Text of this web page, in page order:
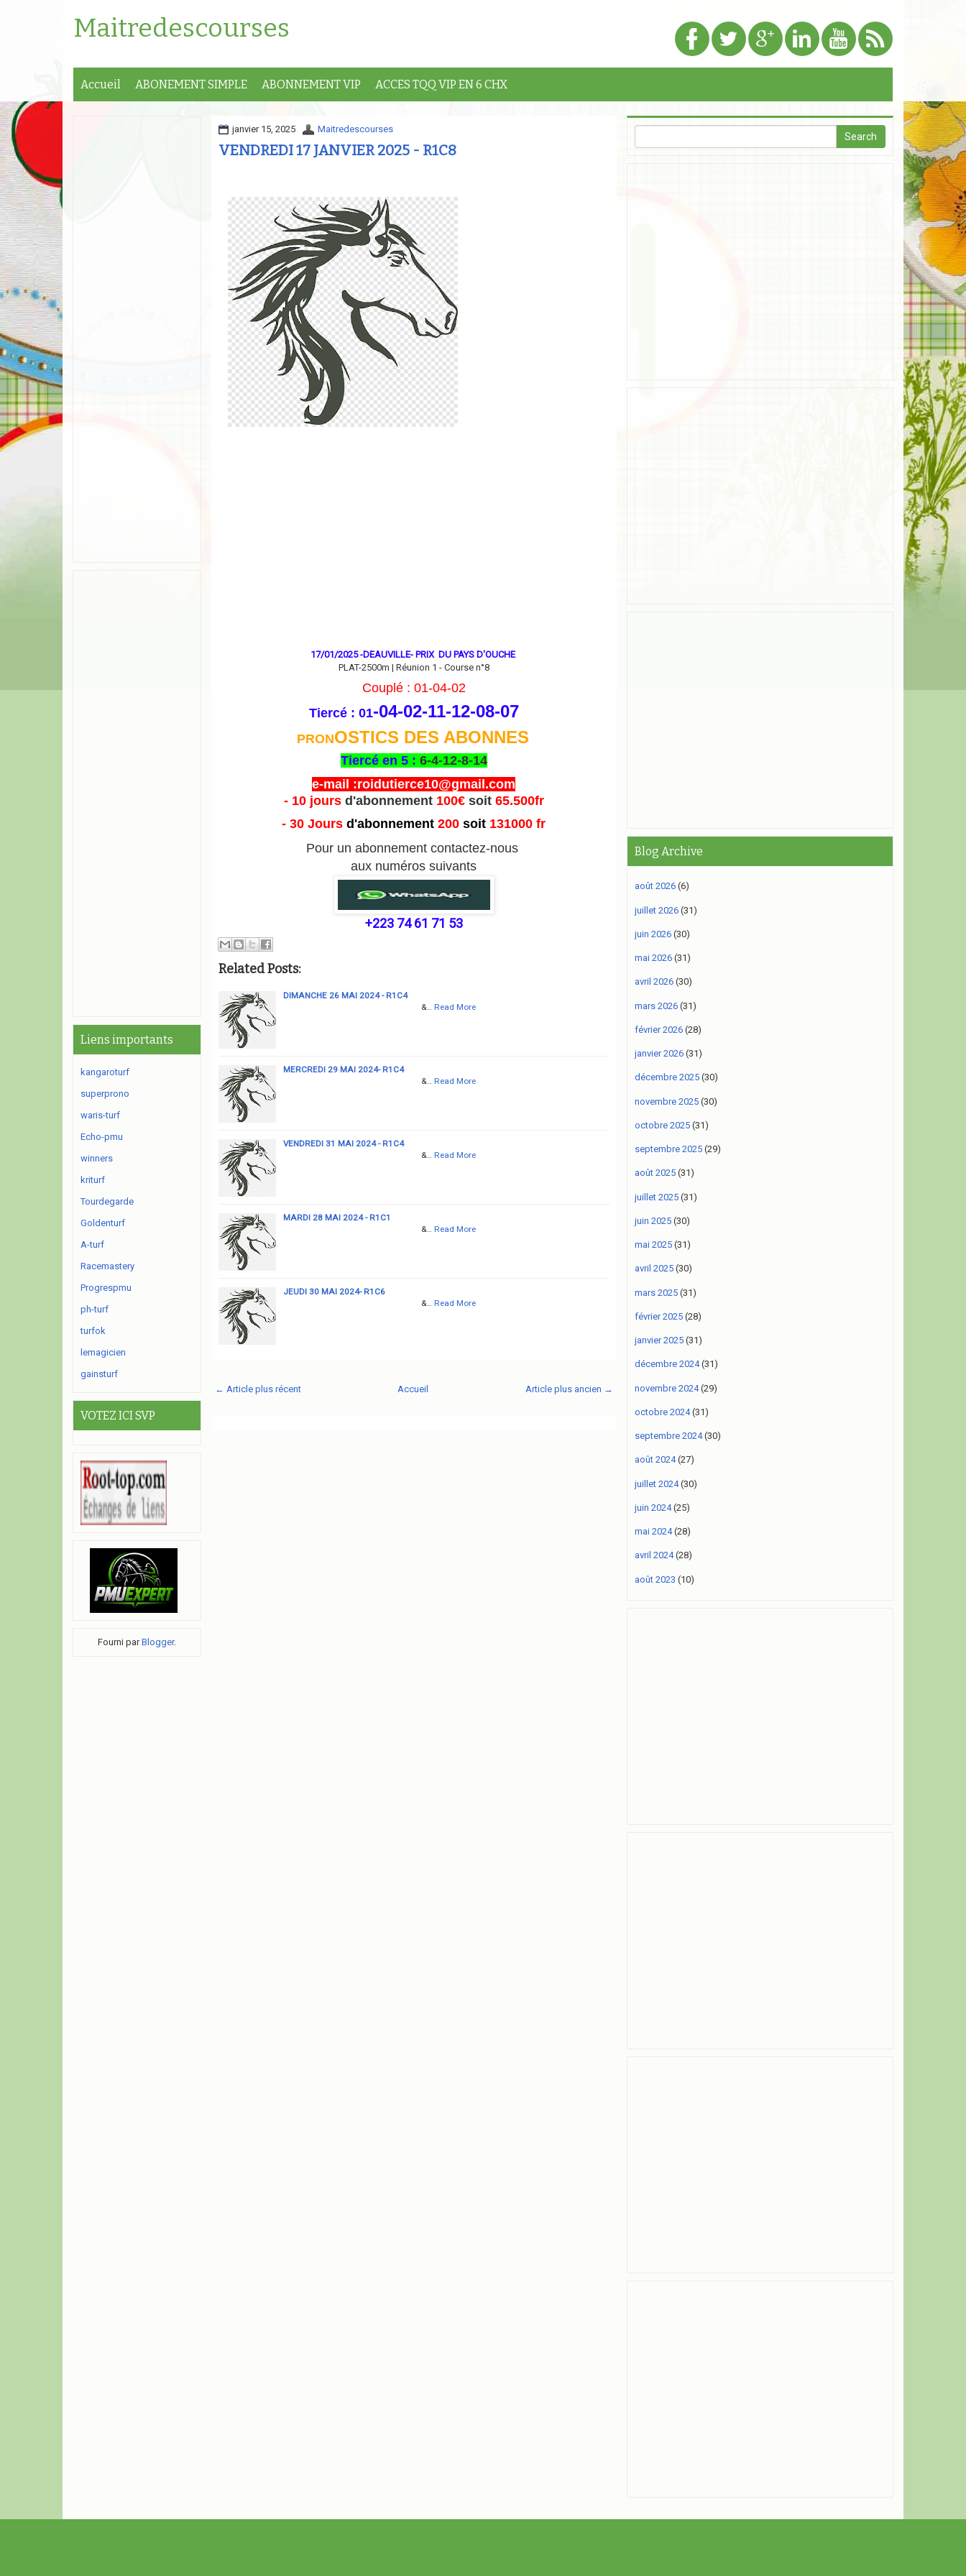
Maitredescourses
Accueil ABONEMENT SIMPLE ABONNEMENT VIP ACCES TQQ VIP EN 6 CHX
janvier 15, 2025 Maitredescourses
VENDREDI 17 JANVIER 2025 - R1C8
17/01/2025 -DEAUVILLE- PRIX DU PAYS D'OUCHE
PLAT-2500m | Réunion 1 - Course n°8
Couplé : 01-04-02
Tiercé : 01-04-02-11-12-08-07
PRONOSTICS DES ABONNES
Tiercé en 5 : 6-4-12-8-14
e-mail :roidutierce10@gmail.com
- 10 jours d'abonnement 100€ soit 65.500fr
- 30 Joursd'abonnement 200soit 131000 fr
Pour un abonnement contactez-nous
aux numéros suivants
+223 74 61 71 53
Related Posts:
DIMANCHE 26 MAI 2024 - R1C4
&…
Read More
MERCREDI 29 MAI 2024- R1C4
&…
Read More
VENDREDI 31 MAI 2024 - R1C4
&…
Read More
MARDI 28 MAI 2024 - R1C1
&…
Read More
JEUDI 30 MAI 2024- R1C6
&…
Read More
← Article plus récent Article plus ancien →
Accueil
Liens importants
kangaroturf
superprono
waris-turf
Echo-pmu
winners
kriturf
Tourdegarde
Goldenturf
A-turf
Racemastery
Progrespmu
ph-turf
turfok
lemagicien
gainsturf
VOTEZ ICI SVP
Fourni parBlogger.
Blog Archive
août 2026(6)
juillet 2026(31)
juin 2026(30)
mai 2026(31)
avril 2026(30)
mars 2026(31)
février 2026(28)
janvier 2026(31)
décembre 2025(30)
novembre 2025(30)
octobre 2025(31)
septembre 2025(29)
août 2025(31)
juillet 2025(31)
juin 2025(30)
mai 2025(31)
avril 2025(30)
mars 2025(31)
février 2025(28)
janvier 2025(31)
décembre 2024(31)
novembre 2024(29)
octobre 2024(31)
septembre 2024(30)
août 2024(27)
juillet 2024(30)
juin 2024(25)
mai 2024(28)
avril 2024(28)
août 2023 (10)